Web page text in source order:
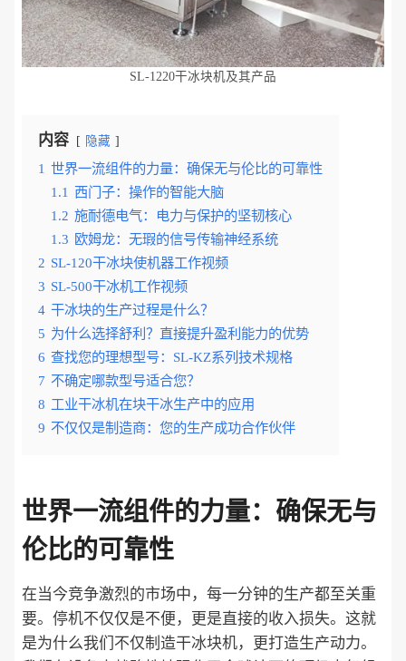
SL-1220干冰块机及其产品
内容 隐藏
1 世界一流组件的力量：确保无与伦比的可靠性
1.1 西门子：操作的智能大脑
1.2 施耐德电气：电力与保护的坚韧核心
1.3 欧姆龙：无瑕的信号传输神经系统
2 SL-120干冰块使机器工作视频
3 SL-500干冰机工作视频
4 干冰块的生产过程是什么？
5 为什么选择舒利？直接提升盈利能力的优势
6 查找您的理想型号：SL-KZ系列技术规格
7 不确定哪款型号适合您？
8 工业干冰机在块干冰生产中的应用
9 不仅仅是制造商：您的生产成功合作伙伴
世界一流组件的力量：确保无与
伦比的可靠性
在当今竞争激烈的市场中，每一分钟的生产都至关重
要。停机不仅仅是不便，更是直接的收入损失。这就
是为什么我们不仅制造干冰块机，更打造生产动力。